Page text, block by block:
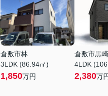
倉敷市林
3LDK (86.94㎡)
1,850万円
倉敷市黒崎
4LDK
2,380万